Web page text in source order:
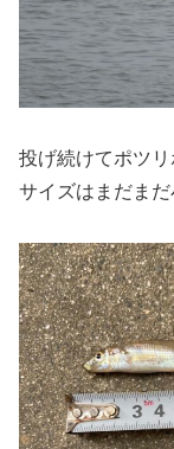
投げ続けてポツリ
サイズはまだまだ